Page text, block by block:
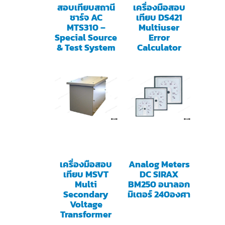
สอบเทียบสถานี
ชาร์จ AC
MTS310 –
Special Source
& Test System
เครื่องมือสอบ
เทียบ DS421
Multiuser
Error
Calculator
เครื่องมือสอบ
เทียบ MSVT
Multi
Secondary
Voltage
Transformer
Analog Meters
DC SIRAX
BM250 อนาลอก
มิเตอร์ 240องศา